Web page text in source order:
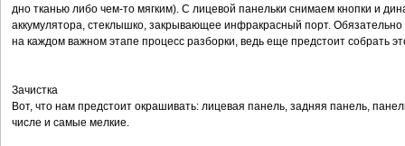
дно тканью либо чем-то мягким). С лицевой панельки снимаем кнопки и
аккумулятора, стеклышко, закрывающее инфракрасный порт.
на каждом важном этапе процесс разборки, ведь еще предстоит собрать
Зачистка
Вот, что нам предстоит окрашивать: лицевая панель, задняя панель,
числе и самые мелкие.